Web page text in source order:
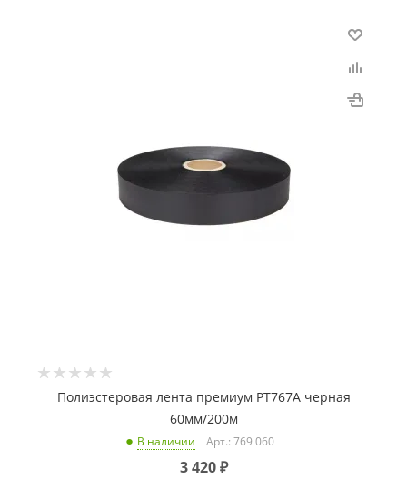
Полиэстеровая лента премиум PT767A черная
60мм/200м
В наличии Арт.: 769 060
3 420₽